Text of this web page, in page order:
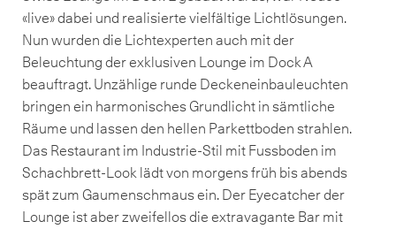
«live» dabei und realisierte vielfältige Lichtlösungen.
Nun wurden die Lichtexperten auch mit der
Beleuchtung der exklusiven Lounge im Dock A
beauftragt. Unzählige runde Deckeneinbauleuchten
bringen ein harmonisches Grundlicht in sämtliche
Räume und lassen den hellen Parkettboden strahlen.
Das Restaurant im Industrie-Stil mit Fussboden im
Schachbrett-Look lädt von morgens früh bis abends
spät zum Gaumenschmaus ein. Der Eyecatcher der
Lounge ist aber zweifellos die extravagante Bar mit